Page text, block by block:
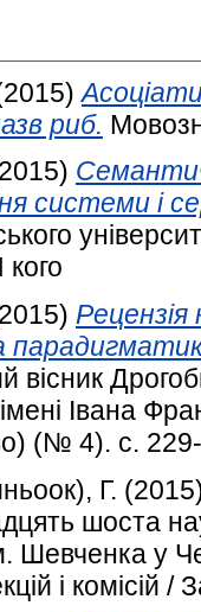
риб.
системи і
вісник
Івана
(№ 4). с.
Г.
шоста
Шевченка у
і